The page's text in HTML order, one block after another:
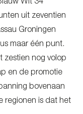
Wit’34
uit zeventien
Groningen
maar één punt.
zestien nog volop
en de promotie
bovenaan
regionen is dat het